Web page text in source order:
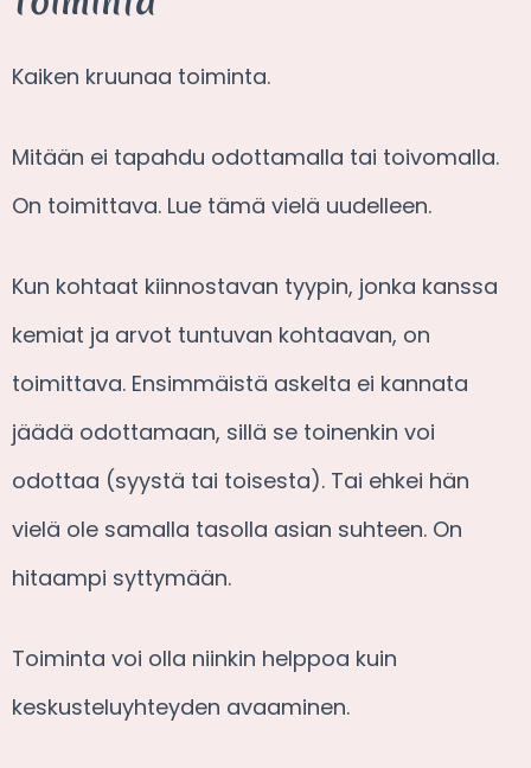
Kaiken kruunaa toiminta.
Mitään ei tapahdu odottamalla tai toivomalla.
On toimittava. Lue tämä vielä uudelleen.
Kun kohtaat kiinnostavan tyypin, jonka kanssa
kemiat ja arvot tuntuvan kohtaavan, on
toimittava. Ensimmäistä askelta ei kannata
jäädä odottamaan, sillä se toinenkin voi
odottaa (syystä tai toisesta). Tai ehkei hän
vielä ole samalla tasolla asian suhteen. On
hitaampi syttymään.
Toiminta voi olla niinkin helppoa kuin
keskusteluyhteyden avaaminen.